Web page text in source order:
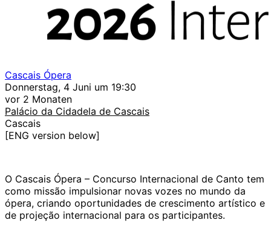
Cascais Ópera
Donnerstag, 4 Juni um 19:30
vor 2 Monaten
Palácio da Cidadela de Cascais
Cascais
[ENG version below]
O Cascais Ópera – Concurso Internacional de Canto tem
como missão impulsionar novas vozes no mundo da
ópera, criando oportunidades de crescimento artístico e
de projeção internacional para os participantes.